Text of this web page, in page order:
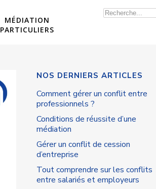
Rechercher
MÉDIATION
PARTICULIERS
NOS DERNIERS ARTICLES
Comment gérer un conflit entre
professionnels ?
Conditions de réussite d’une
médiation
Gérer un conflit de cession
d’entreprise
Tout comprendre sur les conflits
entre salariés et employeurs